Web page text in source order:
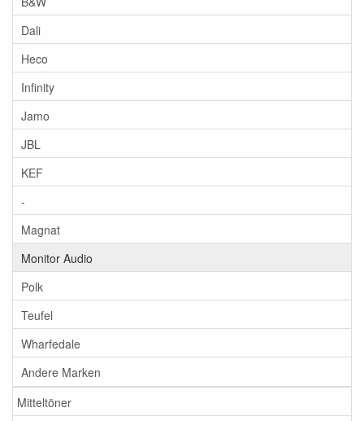
Dali
Heco
Infinity
Jamo
JBL
KEF
-
Magnat
Monitor Audio
Polk
Teufel
Wharfedale
Andere Marken
Mitteltöner